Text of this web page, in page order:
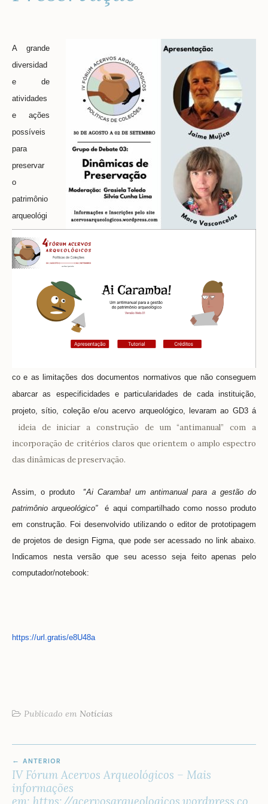
A grande
diversidad
e de
atividades
e ações
possíveis
para
preservar
o
patrimônio
arqueológi
co e as limitações dos documentos normativos que não conseguem
abarcar as especificidades e particularidades de cada instituição,
projeto, sítio, coleção e/ou acervo arqueológico, levaram ao GD3 á
ideia de iniciar a construção de um “antimanual” com a
incorporação de critérios claros que orientem o amplo espectro
das dinâmicas de preservação.
Assim, o produto “Ai Caramba! um antimanual para a gestão do
patrimônio arqueológico”é aqui compartilhado como nosso produto
em construção. Foi desenvolvido utilizando o editor de prototipagem
de projetos de design Figma, que pode ser acessado no link abaixo.
Indicamos nesta versão que seu acesso seja feito apenas pelo
computador/notebook:
https://url.gratis/e8U48a
Publicado em Notícias
DE
POST
ANTERIOR
IV Fórum Acervos Arqueológicos – Mais
informações
em: https://acervosarqueologicos.wordpress.co